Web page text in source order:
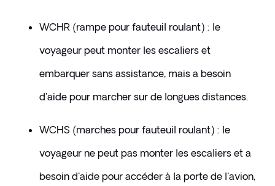
WCHR (rampe pour fauteuil roulant) : le
voyageur peut monter les escaliers et
embarquer sans assistance, mais a besoin
d'aide pour marcher sur de longues distances.
WCHS (marches pour fauteuil roulant) : le
voyageur ne peut pas monter les escaliers et a
besoin d'aide pour accéder à la porte de l'avion,